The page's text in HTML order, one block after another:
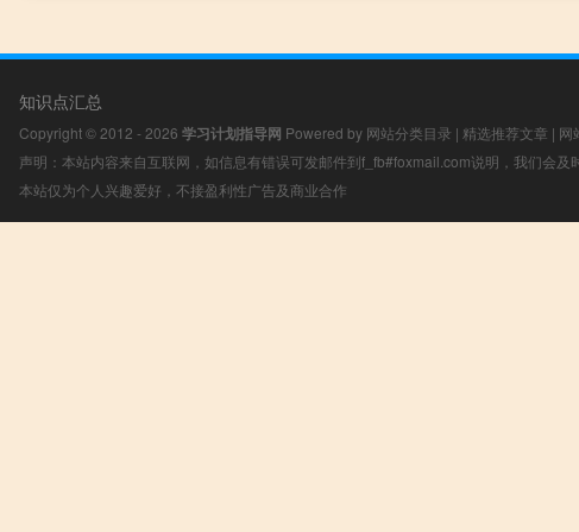
知识点汇总
Copyright © 2012 - 2026 学习计划指导网 Powered by 网站分类目录 | 精选推荐文章 | 网
声明：本站内容来自互联网，如信息有错误可发邮件到f_fb#foxmail.com说明，我们会及
本站仅为个人兴趣爱好，不接盈利性广告及商业合作